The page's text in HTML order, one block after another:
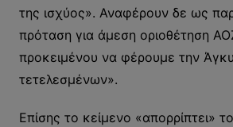
της ισχύος». Αναφέρουν δε ως
πρόταση για άμεση οριοθέτηση
προκειμένου να φέρουμε την
τετελεσμένων».
Επίσης το κείμενο «απορρίπτει»